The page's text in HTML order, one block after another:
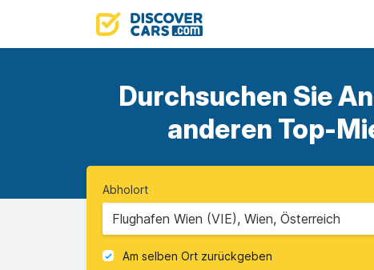
Durchsuchen Sie
anderen Top-
Abholort
Flughafen Wien (VIE), Wien, Österreich
Am selben Ort zurückgeben